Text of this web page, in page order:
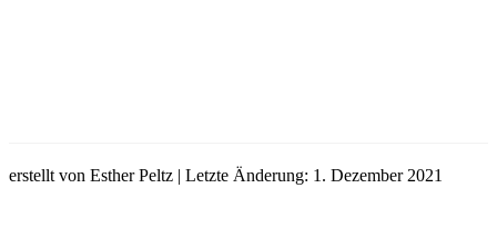
erstellt von Esther Peltz | Letzte Änderung: 1. Dezember 2021